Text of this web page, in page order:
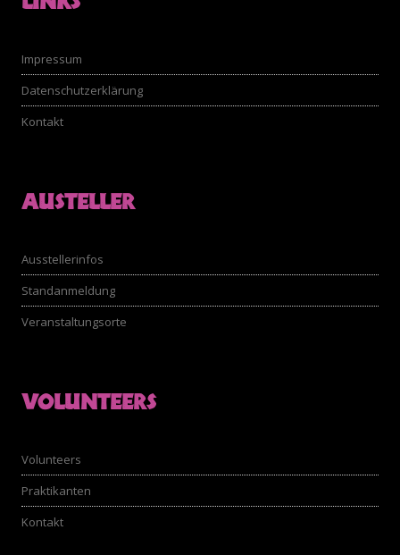
Impressum
Datenschutzerklärung
Kontakt
AUSTELLER
Ausstellerinfos
Standanmeldung
Veranstaltungsorte
VOLUNTEERS
Volunteers
Praktikanten
Kontakt